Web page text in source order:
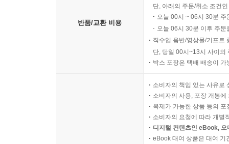
반품/교환 비용
단, 아래의 주문/취소 조건
오늘 00시 ~ 06시 30분
오늘 06시 30분 이후 주
직수입 음반/영상물/기프트
단, 당일 00시~13시 사이의
박스 포장은 택배 배송이
소비자의 책임 있는 사유로
소비자의 사용, 포장 개봉
복제가 가능한 상품 등의
소비자의 요청에 따라 개별
디지털 컨텐츠인 eBook,
eBook 대여 상품은 대여 기